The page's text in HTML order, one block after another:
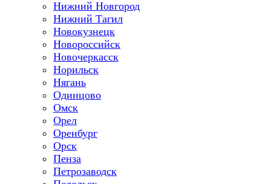
Нижний Новгород
Нижний Тагил
Новокузнецк
Новороссийск
Новочеркасск
Норильск
Нягань
Одинцово
Омск
Орел
Оренбург
Орск
Пенза
Петрозаводск